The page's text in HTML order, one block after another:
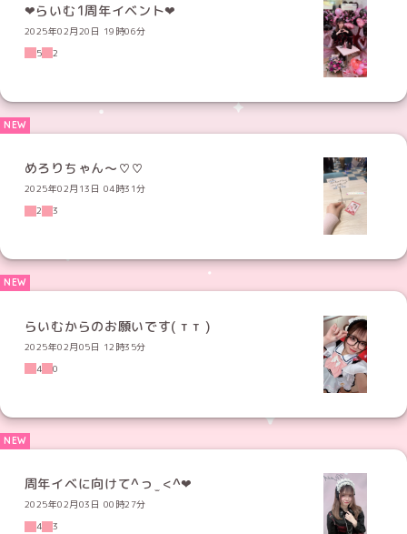
‪‪❤︎らいむ1周年イベント‬❤︎
2025年02月20日 19時06分
5
2
めろりちゃん〜♡♡
2025年02月13日 04時31分
2
3
らいむからのお願いです( т т )
2025年02月05日 12時35分
4
0
2025年02月03日 00時27分
4
3